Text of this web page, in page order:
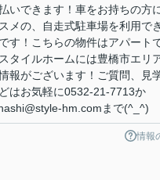
いできます！車をお持ちの方
メの、自走式駐車場を利用で
す！こちらの物件はアパート
タイルホームには豊橋市エリ
報がございます！ご質問、見
はお気軽に0532-21-7713か
hm.comまで(^_^)
情報